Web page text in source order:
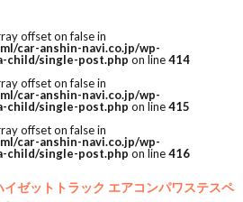
offset on false in
car-anshin-navi.co.jp/wp-
child/single-post.php on line414
offset on false in
car-anshin-navi.co.jp/wp-
child/single-post.php on line415
offset on false in
car-anshin-navi.co.jp/wp-
child/single-post.php on line416
イゼットトラック エアコンパワステスペ